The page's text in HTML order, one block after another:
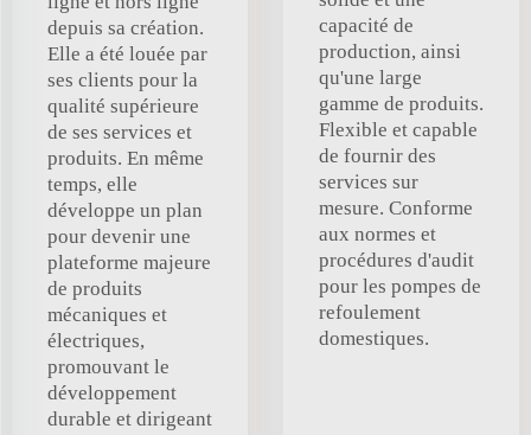
depuis sa création.
Elle a été louée par
ses clients pour la
qualité supérieure
de ses services et
produits. En même
temps, elle
développe un plan
pour devenir une
plateforme majeure
de produits
mécaniques et
électriques,
promouvant le
développement
durable et dirigeant
capacité de
production, ainsi
qu'une large
gamme de produits.
Flexible et capable
de fournir des
services sur
mesure. Conforme
aux normes et
procédures d'audit
pour les pompes de
refoulement
domestiques.